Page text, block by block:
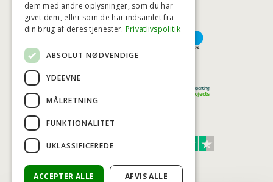
BETALINGSMULIGHEDER
TRUST SCORE 4,7
dem med andre oplysninger, som du har
givet dem, eller som de har indsamlet fra
din brug af deres tjenester. Privatlivspolitik
ABSOLUT NØDVENDIGE
YDEEVNE
MÅLRETNING
FUNKTIONALITET
UKLASSIFICEREDE
ACCEPTER ALLE AFVIS ALLE